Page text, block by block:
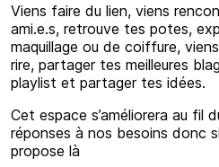
Viens faire du lien, viens
ami.e.s, retrouve tes potes,
maquillage ou de coiffure,
rire, partager tes meilleures
playlist et partager tes idées.
Cet espace s’améliorera au fil
réponses à nos besoins donc
propose là